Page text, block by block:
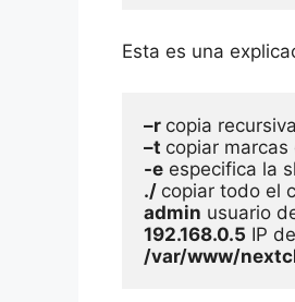
Esta es una
–r copia recursiva
–t copiar
-e especifica la
./ copiar todo el
admin usuario
192.168.0.5 IP
/var/www/